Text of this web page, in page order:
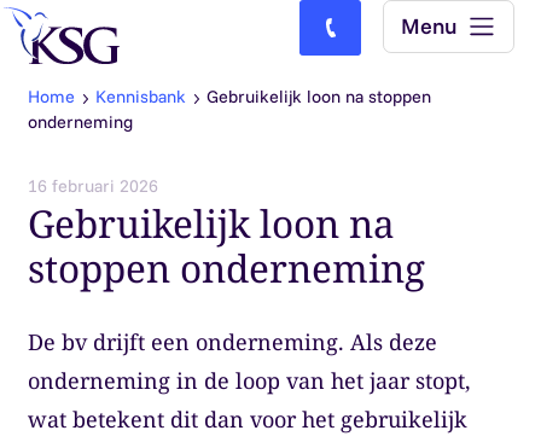
Skip to content
Bel ons: (0)77-4740000
Menu
Home Kennisbank
Gebruikelijk loon na stoppen
onderneming
16 februari 2026
Gebruikelijk loon na
stoppen onderneming
De bv drijft een onderneming. Als deze
onderneming in de loop van het jaar stopt,
wat betekent dit dan voor het gebruikelijk